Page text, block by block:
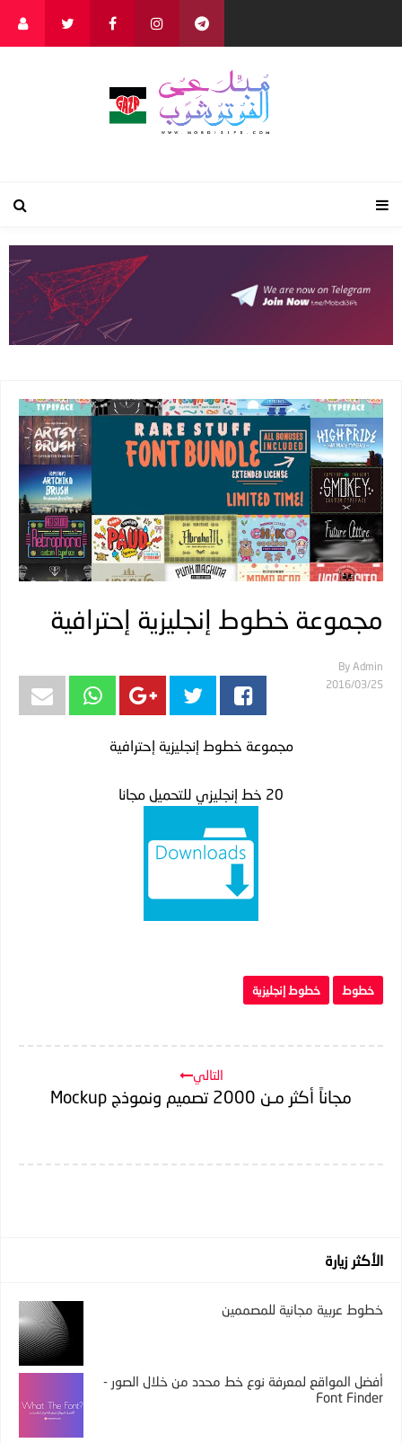
مجموعة خطوط إنجليزية إحترافية
By Admin
25‏/03‏/2016
مجموعة خطوط إنجليزية إحترافية
20 خط إنجليزي للتحميل مجانا
خطوط خطوط إنجليزية
التالي
مجاناً أكثر مـن 2000 تصميم ونموذج Mockup
الأكثر زيارة
خطوط عربية مجانية للمصممين
أفضل المواقع لمعرفة نوع خط محدد من خلال الصور -
Font Finder